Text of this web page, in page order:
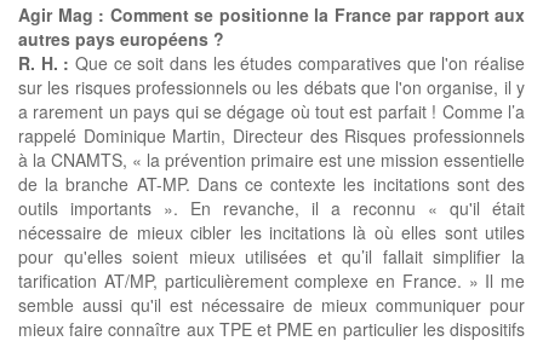
Agir Mag : Comment se positionne la France par rapport aux
autres pays européens ?
R. H. : Que ce soit dans les études comparatives que l'on réalise
sur les risques professionnels ou les débats que l'on organise, il y
a rarement un pays qui se dégage où tout est parfait ! Comme l’a
rappelé Dominique Martin, Directeur des Risques professionnels
à la CNAMTS, « la prévention primaire est une mission essentielle
de la branche AT-MP. Dans ce contexte les incitations sont des
outils importants ». En revanche, il a reconnu « qu'il était
nécessaire de mieux cibler les incitations là où elles sont utiles
pour qu'elles soient mieux utilisées et qu’il fallait simplifier la
tarification AT/MP, particulièrement complexe en France. » Il me
semble aussi qu'il est nécessaire de mieux communiquer pour
mieux faire connaître aux TPE et PME en particulier les dispositifs